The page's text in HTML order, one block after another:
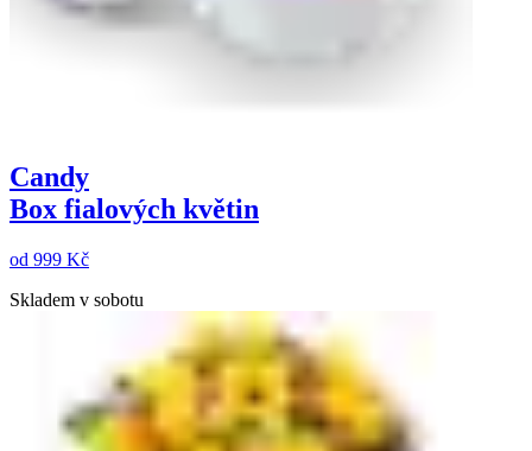
Candy
Box fialových květin
od 999 Kč
Skladem v sobotu